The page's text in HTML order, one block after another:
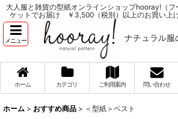
大人服と雑貨の型紙オンラインショップhooray!
ケットでお届け ￥3,500（税別）以上のお買い上
メニュー ナチュラル服
ホーム カテゴリ ご利用案内 問い合わせ
ホーム > おすすめ商品 > ＜型紙＞ベスト